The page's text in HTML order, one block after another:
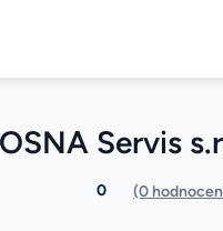
OSNA Servis
0 (0